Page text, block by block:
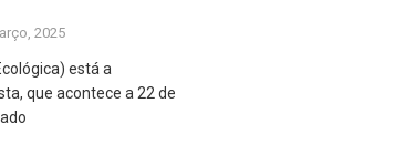
2025
está a
que acontece a 22 de